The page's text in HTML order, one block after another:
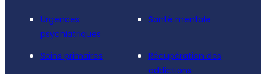
Urgences
psychiatriques
Santé mentale
Soins primaires
Récupération des
addictions